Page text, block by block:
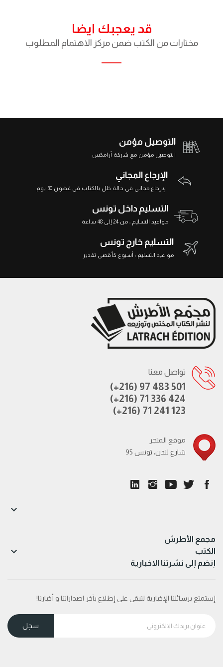
قد يعجبك ايضا
مختارات من الكتب ضمن مركز الاهتمام المطلوب
التوصيل مؤمن
التوصيل مؤمن مع شركة أرامكس
الإرجاع المجاني
الإرجاع مجاني في حالة خلل بالكتاب في غضون 30 يوم
التسليم داخل تونس
مواعيد التسليم : من 24 إلى 48 ساعة
التسليم خارج تونس
مواعيد التسليم : أسبوع كأقصى تقدير
تواصل معنا
(+216) 97 483 501
(+216) 71 336 424
(+216) 71 241 123
موقع المتجر
95 شارع لندن، تونس
مجمع الأطرش

الكتب 
إنضم إلى نشرتنا الاخبارية
إستمتع برسائلنا الإخبارية لتبقى على إطلاع بآخر اصداراتنا و أخبارنا!